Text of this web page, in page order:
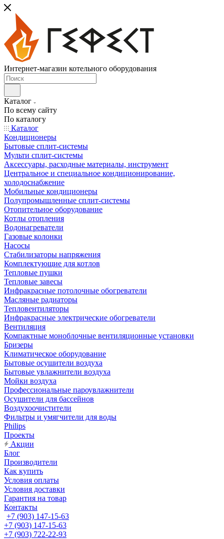
Интернет-магазин котельного оборудования
Каталог
По всему сайту
По каталогу
Каталог
Кондиционеры
Бытовые сплит-системы
Мульти сплит-системы
Аксессуары, расходные материалы, инструмент
Центральное и специальное кондиционирование,
холодоснабжение
Мобильные кондиционеры
Полупромышленные сплит-системы
Отопительное оборудование
Котлы отопления
Водонагреватели
Газовые колонки
Насосы
Стабилизаторы напряжения
Комплектующие для котлов
Тепловые пушки
Тепловые завесы
Инфракрасные потолочные обогреватели
Масляные радиаторы
Тепловентиляторы
Инфракрасные электрические обогреватели
Вентиляция
Компактные моноблочные вентиляционные установки
Бризеры
Климатическое оборудование
Бытовые осушители воздуха
Бытовые увлажнители воздуха
Мойки воздуха
Профессиональные пароувлажнители
Осушители для бассейнов
Воздухоочистители
Фильтры и умягчители для воды
Philips
Проекты
Акции
Блог
Производители
Как купить
Условия оплаты
Условия доставки
Гарантия на товар
Контакты
+7 (903) 147-15-63
+7 (903) 147-15-63
+7 (903) 722-22-93